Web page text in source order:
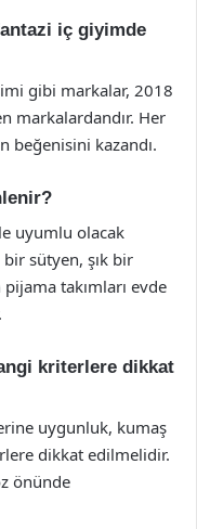
iç giyimde
gibi markalar, 2018
markalardandır. Her
beğenisini kazandı.
uyumlu olacak
sütyen, şık bir
takımları evde
kriterlere dikkat
uygunluk, kumaş
dikkat edilmelidir.
önünde